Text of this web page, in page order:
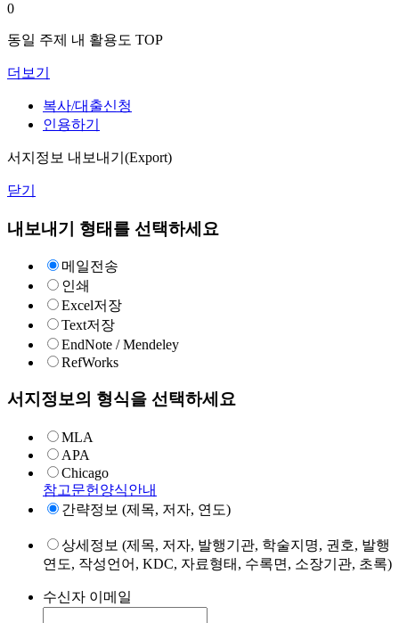
0
동일 주제 내 활용도 TOP
더보기
복사/대출신청
인용하기
서지정보 내보내기(Export)
닫기
내보내기 형태를 선택하세요
메일전송
인쇄
Excel저장
Text저장
EndNote / Mendeley
RefWorks
서지정보의 형식을 선택하세요
MLA
APA
Chicago
참고문헌양식안내
간략정보 (제목, 저자, 연도)
상세정보 (제목, 저자, 발행기관, 학술지명, 권호, 발행
연도, 작성언어, KDC, 자료형태, 수록면, 소장기관, 초록)
수신자 이메일